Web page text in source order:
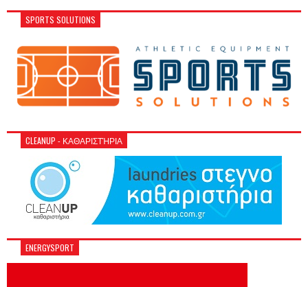
SPORTS SOLUTIONS
CLEANUP - ΚΑΘΑΡΙΣΤΉΡΙΑ
ENERGYSPORT